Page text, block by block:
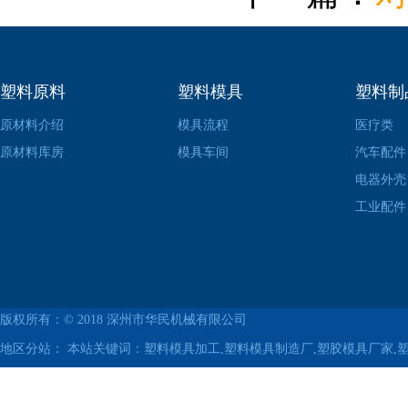
塑料原料
原材料介绍
原材料库房
塑料模具
模具流程
模具车间
塑料制
医疗类
汽车配件
电器外壳
工业配件
版权所有：© 2018 深州市华民机械有限公司
地区分站： 本站关键词：塑料模具加工,塑料模具制造厂,塑胶模具厂家,